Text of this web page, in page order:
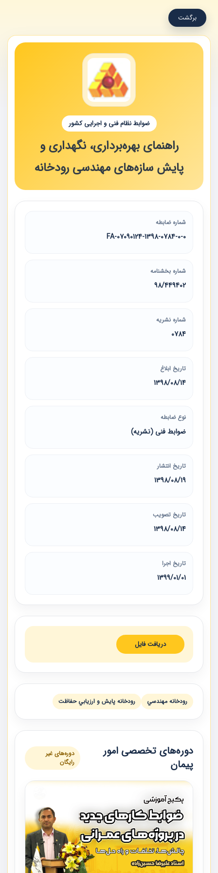
برگشت
ضوابط نظام فنی و اجرایی کشور
راهنمای بهره‌برداری، نگهداری و
پایش سازه‌های مهندسی رودخانه
شماره ضابطه
07090124-1398-0784-0-0-FA
شماره بخشنامه
98/449402
شماره نشریه
0784
تاریخ ابلاغ
1398/08/14
نوع ضابطه
ضوابط فنی (نشریه)
تاریخ انتشار
1398/08/19
تاریخ تصویب
1398/08/14
تاریخ اجرا
1399/01/01
دریافت فایل
رودخانه مهندسي رودخانه پايش و ارزيابي حفاظت
دوره‌های تخصصی امور
پیمان
دوره‌های غیر
رایگان